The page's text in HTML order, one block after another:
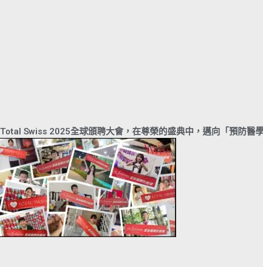
Total Swiss 2025全球頒聘大會，在尊榮的盛典中，邁向「預防醫